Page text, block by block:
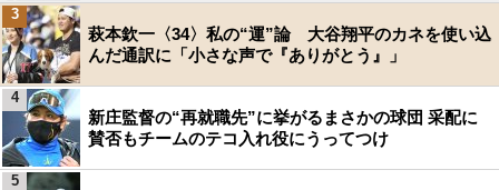
萩本欽一〈34〉私の“運”論 大谷翔平のカネを使い込
んだ通訳に「小さな声で『ありがとう』」
3
新庄監督の“再就職先”に挙がるまさかの球団 采配に
賛否もチームのテコ入れ役にうってつけ
4
5